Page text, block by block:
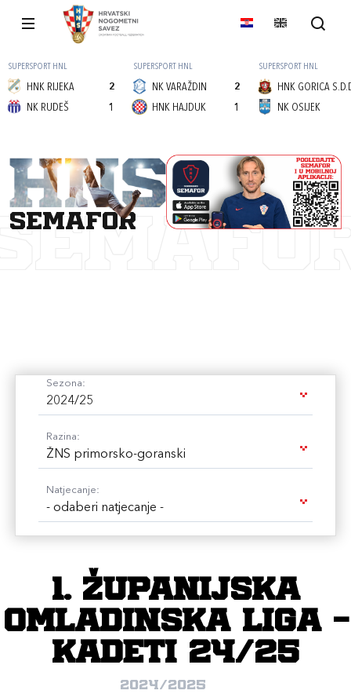
SUPERSPORT HNL
HNK RIJEKA
2
1
NK RUDEŠ
SUPERSPORT HNL
NK VARAŽDIN
2
1
HNK HAJDUK
SUPERSPORT HNL
HNK GORICA
NK OSIJEK
semafor
Sezona:
2024/25
Razina:
ŽNS primorsko-goranski
Natjecanje:
- odaberi natjecanje -
1. Županijska
omladinska liga -
kadeti 24/25
2024/2025